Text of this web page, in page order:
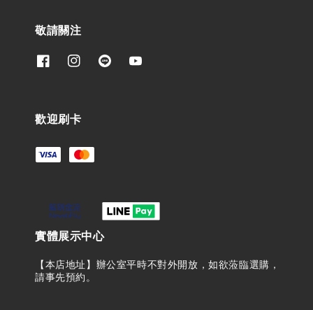
敬請關注
歡迎刷卡
實體展示中心
【本店地址】辦公室平時不對外開放，如欲蒞臨選購，
請事先預約。